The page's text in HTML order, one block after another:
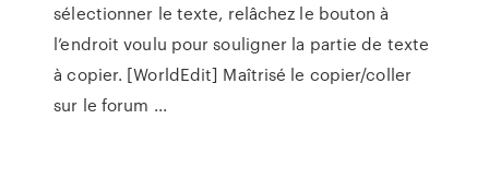
sélectionner le texte, relâchez le bouton à
l’endroit voulu pour souligner la partie de texte
à copier. [WorldEdit] Maîtrisé le copier/coller
sur le forum ...